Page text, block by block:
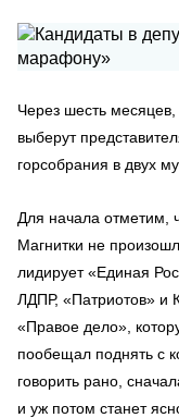
Через шесть месяцев,
выберут
горсобрания в двух
Для начала отметим,
Магнитки не
лидирует «Единая
ЛДПР, «Патриотов» и
«Правое дело»,
пообещал поднять с
говорить рано,
и уж потом станет